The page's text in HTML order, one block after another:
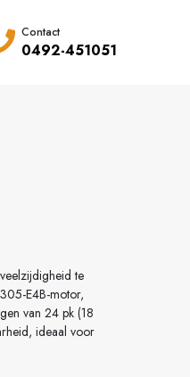
Contact
0492-451051
te
E4B-motor,
van 24 pk (18
ideaal voor